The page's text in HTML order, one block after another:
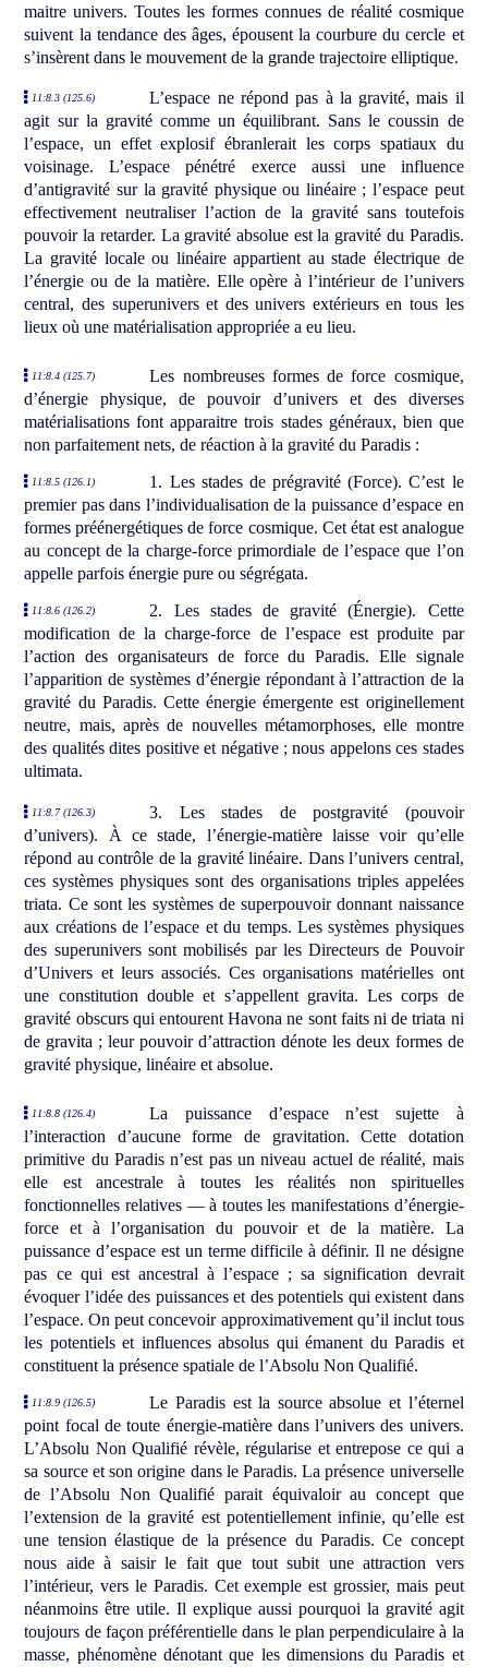
maitre univers. Toutes les formes connues de réalité cosmique
suivent la tendance des âges, épousent la courbure du cercle et
s’insèrent dans le mouvement de la grande trajectoire elliptique.
11:8.3 (125.6)
L’espace ne répond pas à la gravité, mais il
agit sur la gravité comme un équilibrant. Sans le coussin de
l’espace, un effet explosif ébranlerait les corps spatiaux du
voisinage. L’espace pénétré exerce aussi une influence
d’antigravité sur la gravité physique ou linéaire ; l’espace peut
effectivement neutraliser l’action de la gravité sans toutefois
pouvoir la retarder. La gravité absolue est la gravité du Paradis.
La gravité locale ou linéaire appartient au stade électrique de
l’énergie ou de la matière. Elle opère à l’intérieur de l’univers
central, des superunivers et des univers extérieurs en tous les
lieux où une matérialisation appropriée a eu lieu.
11:8.4 (125.7)
Les nombreuses formes de force cosmique,
d’énergie physique, de pouvoir d’univers et des diverses
matérialisations font apparaitre trois stades généraux, bien que
non parfaitement nets, de réaction à la gravité du Paradis :
11:8.5 (126.1)
1. Les stades de prégravité (Force). C’est le
premier pas dans l’individualisation de la puissance d’espace en
formes préénergétiques de force cosmique. Cet état est analogue
au concept de la charge-force primordiale de l’espace que l’on
appelle parfois énergie pure ou ségrégata.
11:8.6 (126.2)
2. Les stades de gravité (Énergie). Cette
modification de la charge-force de l’espace est produite par
l’action des organisateurs de force du Paradis. Elle signale
l’apparition de systèmes d’énergie répondant à l’attraction de la
gravité du Paradis. Cette énergie émergente est originellement
neutre, mais, après de nouvelles métamorphoses, elle montre
des qualités dites positive et négative ; nous appelons ces stades
ultimata.
11:8.7 (126.3)
3. Les stades de postgravité (pouvoir
d’univers). À ce stade, l’énergie-matière laisse voir qu’elle
répond au contrôle de la gravité linéaire. Dans l’univers central,
ces systèmes physiques sont des organisations triples appelées
triata. Ce sont les systèmes de superpouvoir donnant naissance
aux créations de l’espace et du temps. Les systèmes physiques
des superunivers sont mobilisés par les Directeurs de Pouvoir
d’Univers et leurs associés. Ces organisations matérielles ont
une constitution double et s’appellent gravita. Les corps de
gravité obscurs qui entourent Havona ne sont faits ni de triata ni
de gravita ; leur pouvoir d’attraction dénote les deux formes de
gravité physique, linéaire et absolue.
11:8.8 (126.4)
La puissance d’espace n’est sujette à
l’interaction d’aucune forme de gravitation. Cette dotation
primitive du Paradis n’est pas un niveau actuel de réalité, mais
elle est ancestrale à toutes les réalités non spirituelles
fonctionnelles relatives — à toutes les manifestations d’énergie-
force et à l’organisation du pouvoir et de la matière. La
puissance d’espace est un terme difficile à définir. Il ne désigne
pas ce qui est ancestral à l’espace ; sa signification devrait
évoquer l’idée des puissances et des potentiels qui existent dans
l’espace. On peut concevoir approximativement qu’il inclut tous
les potentiels et influences absolus qui émanent du Paradis et
constituent la présence spatiale de l’Absolu Non Qualifié.
11:8.9 (126.5)
Le Paradis est la source absolue et l’éternel
point focal de toute énergie-matière dans l’univers des univers.
L’Absolu Non Qualifié révèle, régularise et entrepose ce qui a
sa source et son origine dans le Paradis. La présence universelle
de l’Absolu Non Qualifié parait équivaloir au concept que
l’extension de la gravité est potentiellement infinie, qu’elle est
une tension élastique de la présence du Paradis. Ce concept
nous aide à saisir le fait que tout subit une attraction vers
l’intérieur, vers le Paradis. Cet exemple est grossier, mais peut
néanmoins être utile. Il explique aussi pourquoi la gravité agit
toujours de façon préférentielle dans le plan perpendiculaire à la
masse, phénomène dénotant que les dimensions du Paradis et